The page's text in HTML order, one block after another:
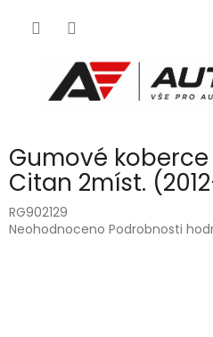
Gumové koberce
Citan 2míst.
RG902129
Průměrné
Neohodnoceno Podrobnosti